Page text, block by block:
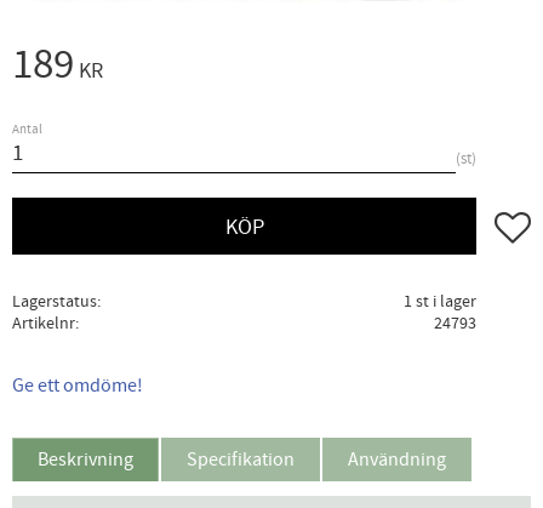
189 KR
Antal
st
KÖP Lägg
Lagerstatus
1 st i lager
Artikelnr
24793
Ge ett omdöme!
Beskrivning Specifikation Användning